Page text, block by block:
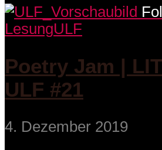
LesungULF
Poetry Jam |
ULF #21
4. Dezember 2019